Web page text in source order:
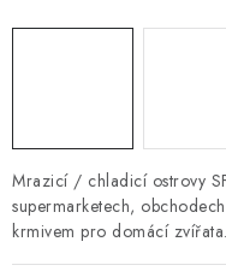
Mrazicí / chladicí ostrovy
supermarketech,
krmivem pro domácí